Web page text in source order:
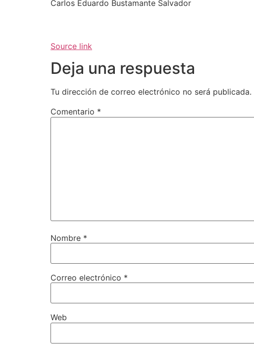
Carlos Eduardo Bustamante Salvador
Source link
Deja una respuesta
Tu dirección de correo electrónico no será publicada.
Comentario *
Nombre *
Correo electrónico *
Web